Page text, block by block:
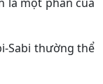
Sabi thường thể